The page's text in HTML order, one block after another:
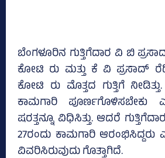
ಬೆಂಗಳೂರಿನ ಗುತ್ತಿಗೆದಾರ ವಿ ಬಿ
ಕೋಟಿ ರು ಮತ್ತು ಕೆ ವಿ ಪ್ರಸಾದ್‌
ಕೋಟಿ ರು ಮೊತ್ತದ ಗುತ್ತಿಗೆ
ಕಾಮಗಾರಿ ಪೂರ್ಣಗೊಳಿಸಬೇಕು
ಷರತ್ತನ್ನೂ ವಿಧಿಸಿತ್ತು. ಆದರೆ
27ರಂದು ಕಾಮಗಾರಿ ಆರಂಭಿಸಿದ್ದರು
ವಿವರಿಸಿರುವುದು ಗೊತ್ತಾಗಿದೆ.